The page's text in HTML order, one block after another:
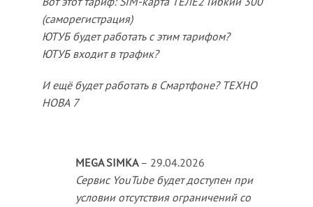
(саморегистрация)
ЮТУБ будет работать с этим тарифом?
ЮТУБ входит в трафик?
И ещё будет работать в Смартфоне? ТЕХНО
НОВА 7
MEGA SIMKA – 29.04.2026
Сервис YouTube будет доступен при
условии отсутствия ограничений со